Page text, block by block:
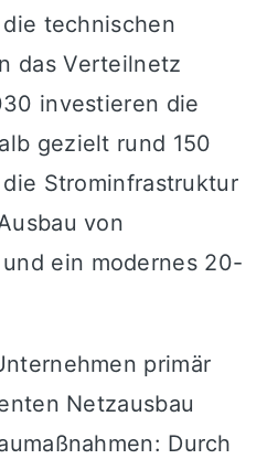
technischen
das Verteilnetz
investieren die
gezielt rund 150
Strominfrastruktur
von
ein modernes 20-
primär
Netzausbau
Durch